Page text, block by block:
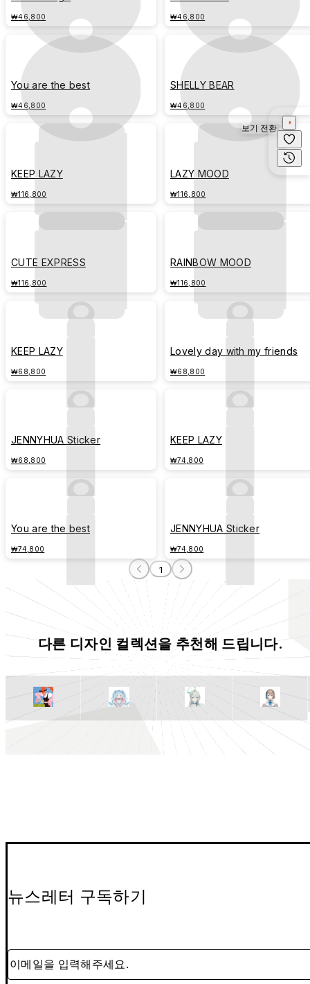
₩46,800 ₩46,800
You are the best
₩46,800
SHELLY BEAR
₩46,800
KEEP LAZY
₩116,800
LAZY MOOD
₩116,800
CUTE EXPRESS
₩116,800
RAINBOW MOOD
₩116,800
KEEP LAZY
₩68,800
Lovely day with my friends
₩68,800
JENNYHUA Sticker
₩68,800
KEEP LAZY
₩74,800
You are the best
₩74,800
JENNYHUA Sticker
₩74,800
1
다른 디자인 컬렉션을 추천해 드립니다.
보기 전환
뉴스레터 구독하기
이메일을 입력해주세요.